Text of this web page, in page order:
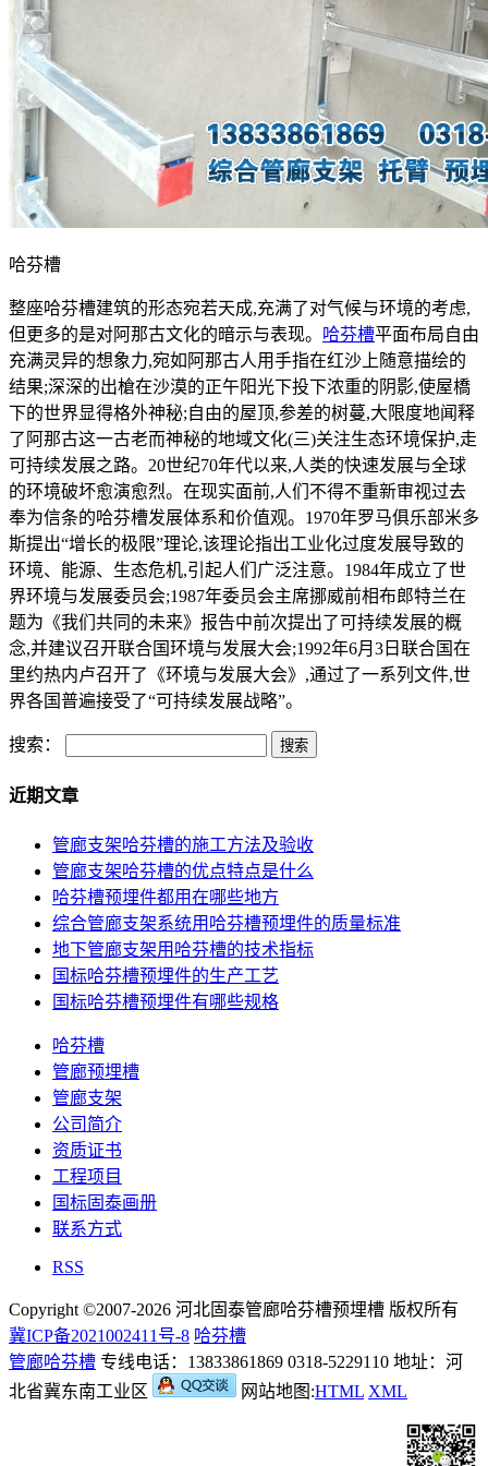
哈芬槽
整座哈芬槽建筑的形态宛若天成,充满了对气候与环境的考虑,
但更多的是对阿那古文化的暗示与表现。 哈芬槽平面布局自由
充满灵异的想象力,宛如阿那古人用手指在红沙上随意描绘的
结果;深深的出槍在沙漠的正午阳光下投下浓重的阴影,使屋橋
下的世界显得格外神秘;自由的屋顶,参差的树蔓,大限度地闻释
了阿那古这一古老而神秘的地域文化(三)关注生态环境保护,走
可持续发展之路。20世纪70年代以来,人类的快速发展与全球
的环境破坏愈演愈烈。在现实面前,人们不得不重新审视过去
奉为信条的哈芬槽发展体系和价值观。1970年罗马俱乐部米多
斯提出“增长的极限”理论,该理论指出工业化过度发展导致的
环境、能源、生态危机,引起人们广泛注意。1984年成立了世
界环境与发展委员会;1987年委员会主席挪威前相布郎特兰在
题为《我们共同的未来》报告中前次提出了可持续发展的概
念,并建议召开联合国环境与发展大会;1992年6月3日联合国在
里约热内卢召开了《环境与发展大会》,通过了一系列文件,世
界各国普遍接受了“可持续发展战略”。
搜索：
近期文章
管廊支架哈芬槽的施工方法及验收
管廊支架哈芬槽的优点特点是什么
哈芬槽预埋件都用在哪些地方
综合管廊支架系统用哈芬槽预埋件的质量标准
地下管廊支架用哈芬槽的技术指标
国标哈芬槽预埋件的生产工艺
国标哈芬槽预埋件有哪些规格
哈芬槽
管廊预埋槽
管廊支架
公司简介
资质证书
工程项目
国标固泰画册
联系方式
RSS
Copyright ©2007-2026 河北固泰管廊哈芬槽预埋槽 版权所有
冀ICP备2021002411号-8 哈芬槽
管廊哈芬槽 专线电话：13833861869 0318-5229110 地址：河
北省冀东南工业区
网站地图:HTML XML